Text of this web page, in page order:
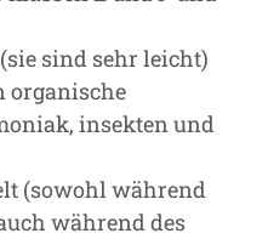
sind sehr leicht)
organische
insekten und
(sowohl während
während des